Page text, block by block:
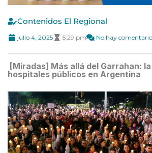
Contenidos El Regional
julio 4, 2025 5:29 pm No hay comentarios